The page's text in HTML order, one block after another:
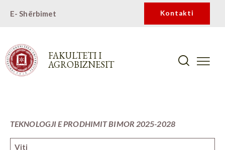
E- Shërbimet Kontakti
FAKULTETI I
AGROBIZNESIT
TEKNOLOGJI E PRODHIMIT BIMOR 2025-2028
Viti